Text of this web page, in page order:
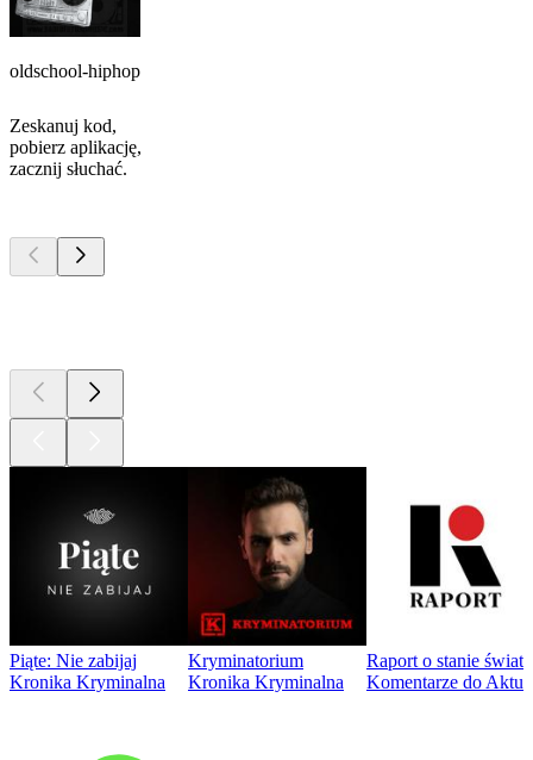
oldschool-hiphop
Zeskanuj kod,
pobierz aplikację,
zacznij słuchać.
Piąte: Nie zabijaj
Kronika Kryminalna
Kryminatorium
Kronika Kryminalna
Raport o stanie
Komentarze do